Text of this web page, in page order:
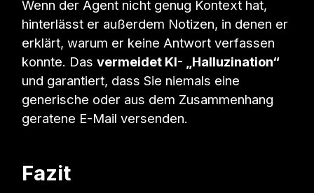
Wenn der Agent nicht genug Kontext hat,
hinterlässt er außerdem Notizen, in denen er
erklärt, warum er keine Antwort verfassen
konnte. Dasvermeidet KI- „Halluzination“
und garantiert, dass Sie niemals eine
generische oder aus dem Zusammenhang
geratene E-Mail versenden.
Fazit